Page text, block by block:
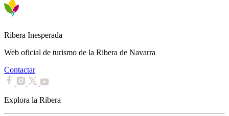
Ribera Inesperada
Web oficial de turismo de la Ribera de Navarra
Contactar
Explora la Ribera